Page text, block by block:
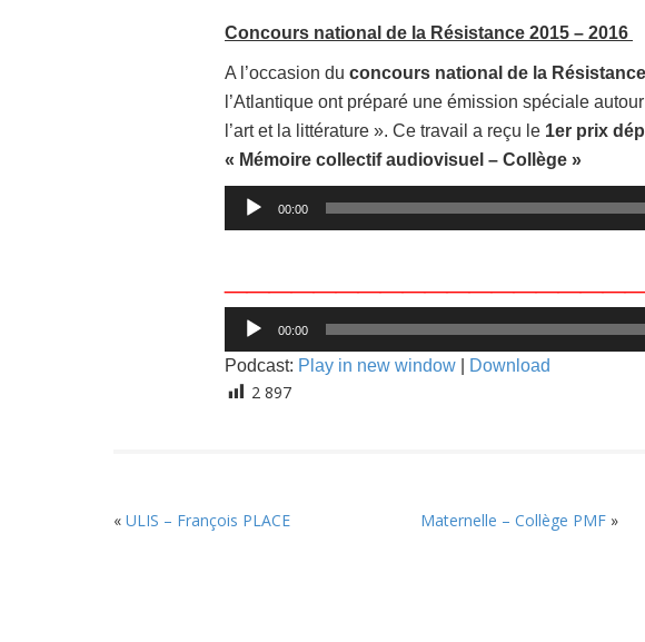
Concours national de la Résistance 2015 – 2016
A l’occasion du concours national de la Résistance
l’Atlantique ont préparé une émission spéciale
l’art et la littérature ». Ce travail a reçu le 1er prix
« Mémoire collectif audiovisuel – Collège »
Lecteur
audio
00:00
Lecteur
audio
00:00
Podcast: Play in new window Download
2 897
« ULIS – François PLACE Maternelle – Collège PMF»